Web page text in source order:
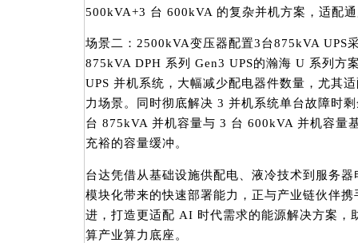
500kVA+3 台 600kVA 的复杂并机方案，适配
场景二：2500kVA变压器配置3台875kVA UPS
875kVA DPH 系列 Gen3 UPS的瀚海 U 系列方
UPS 并机系统，大幅减少配电器件数量，尤其
力场景。同时彻底解决 3 并机系统单台故障时
台 875kVA 并机容量与 3 台 600kVA 并机容量
充裕的容量缓冲。
台达凭借从基础设施供配电、液冷技术到服务
模块化带来的快速部署能力，正与产业链伙伴
进，打造更适配 AI 时代需求的能源解决方案，
算产业算力底座。